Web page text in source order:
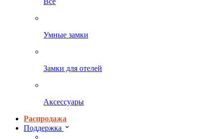
Умные замки
Замки для отелей
Аксессуары
Распродажа
Поддержка